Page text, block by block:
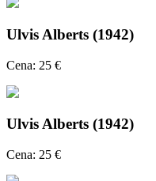
Ulvis Alberts (1942)
Cena: 25 €
Ulvis Alberts (1942)
Cena: 25 €